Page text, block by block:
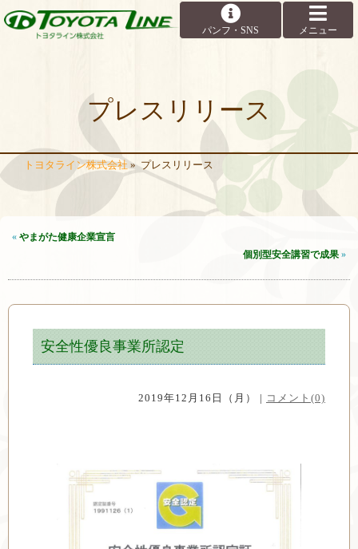
プレスリリース
トヨタライン株式会社 » プレスリリース
« やまがた健康企業宣言
個別型安全講習で成果 »
安全性優良事業所認定
2019年12月16日（月） | コメント(0)